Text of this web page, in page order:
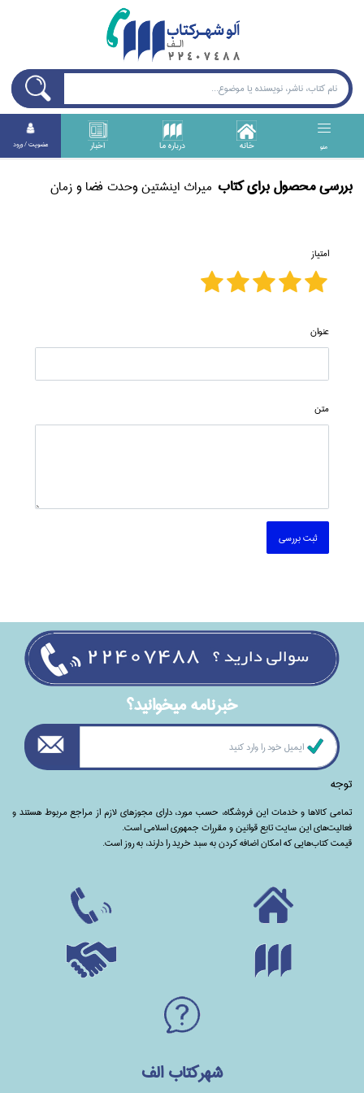
منو خانه درباره ما اخبار عضويت / ورود
بررسی محصول برای كتاب ميراث اينشتين وحدت فضا و زمان
امتیاز
عنوان
متن
ثبت بررسی
خبرنامه ميخوانيد؟
توجه
تمامی‌ کالاها و خدمات این فروشگاه، حسب مورد،‌ دارای مجوزهای لازم از مراجع مربوط هستند ‌و‌‌
فعالیت‌های این سایت تابع قوانین و مقررات جمهوری اسلامی است.
قیمت کتاب‌هایی که امکان اضافه کردن به سبد خرید را دارند،‌ به روز است.
شهرکتاب الف